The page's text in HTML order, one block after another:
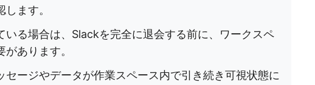
ます。
いる場合は、Slackを完全に退会する前に、ワークスペ
あります。
セージやデータが作業スペース内で引き続き可視状態に